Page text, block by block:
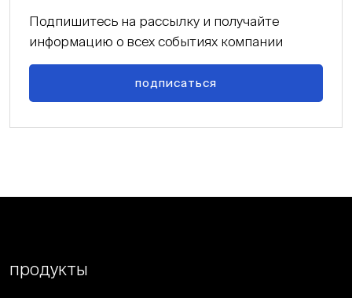
Подпишитесь на рассылку и получайте
информацию о всех событиях компании
подписаться
продукты